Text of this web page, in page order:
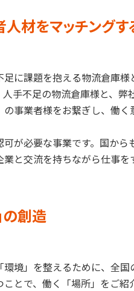
材をマッチングす
に課題を抱える物流倉庫
人手不足の物流倉庫様と、
事業者様をお繋ぎし、働
が必要な事業です。国か
業と交流を持ちながら仕事
の創造
境」を整えるために、全
とで、働く「場所」をご紹